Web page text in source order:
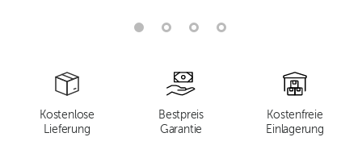
Kostenlose
Lieferung
Bestpreis
Garantie
Kostenfreie
Einlagerung